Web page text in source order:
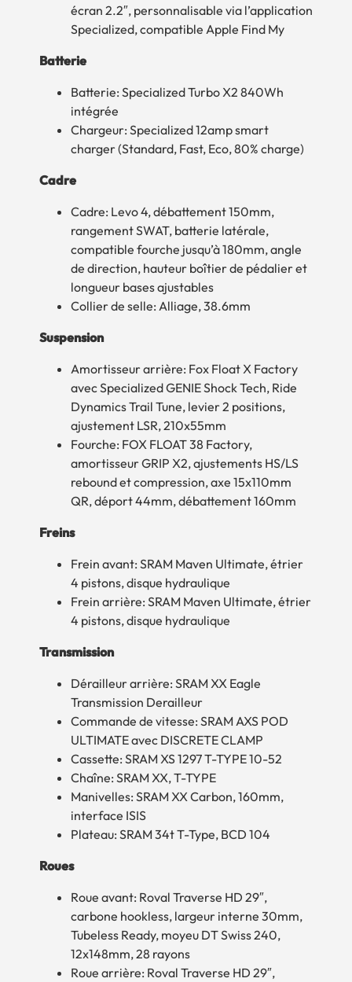
écran 2.2″, personnalisable via l’application
Specialized, compatible Apple Find My
Batterie
Batterie: Specialized Turbo X2 840Wh
intégrée
Chargeur: Specialized 12amp smart
charger (Standard, Fast, Eco, 80% charge)
Cadre
Cadre: Levo 4, débattement 150mm,
rangement SWAT, batterie latérale,
compatible fourche jusqu’à 180mm, angle
de direction, hauteur boîtier de pédalier et
longueur bases ajustables
Collier de selle: Alliage, 38.6mm
Suspension
Amortisseur arrière: Fox Float X Factory
avec Specialized GENIE Shock Tech, Ride
Dynamics Trail Tune, levier 2 positions,
ajustement LSR, 210x55mm
Fourche: FOX FLOAT 38 Factory,
amortisseur GRIP X2, ajustements HS/LS
rebound et compression, axe 15x110mm
QR, déport 44mm, débattement 160mm
Freins
Frein avant: SRAM Maven Ultimate, étrier
4 pistons, disque hydraulique
Frein arrière: SRAM Maven Ultimate, étrier
4 pistons, disque hydraulique
Transmission
Dérailleur arrière: SRAM XX Eagle
Transmission Derailleur
Commande de vitesse: SRAM AXS POD
ULTIMATE avec DISCRETE CLAMP
Cassette: SRAM XS 1297 T-TYPE 10-52
Chaîne: SRAM XX, T-TYPE
Manivelles: SRAM XX Carbon, 160mm,
interface ISIS
Plateau: SRAM 34t T-Type, BCD 104
Roues
Roue avant: Roval Traverse HD 29″,
carbone hookless, largeur interne 30mm,
Tubeless Ready, moyeu DT Swiss 240,
12x148mm, 28 rayons
Roue arrière: Roval Traverse HD 29″,